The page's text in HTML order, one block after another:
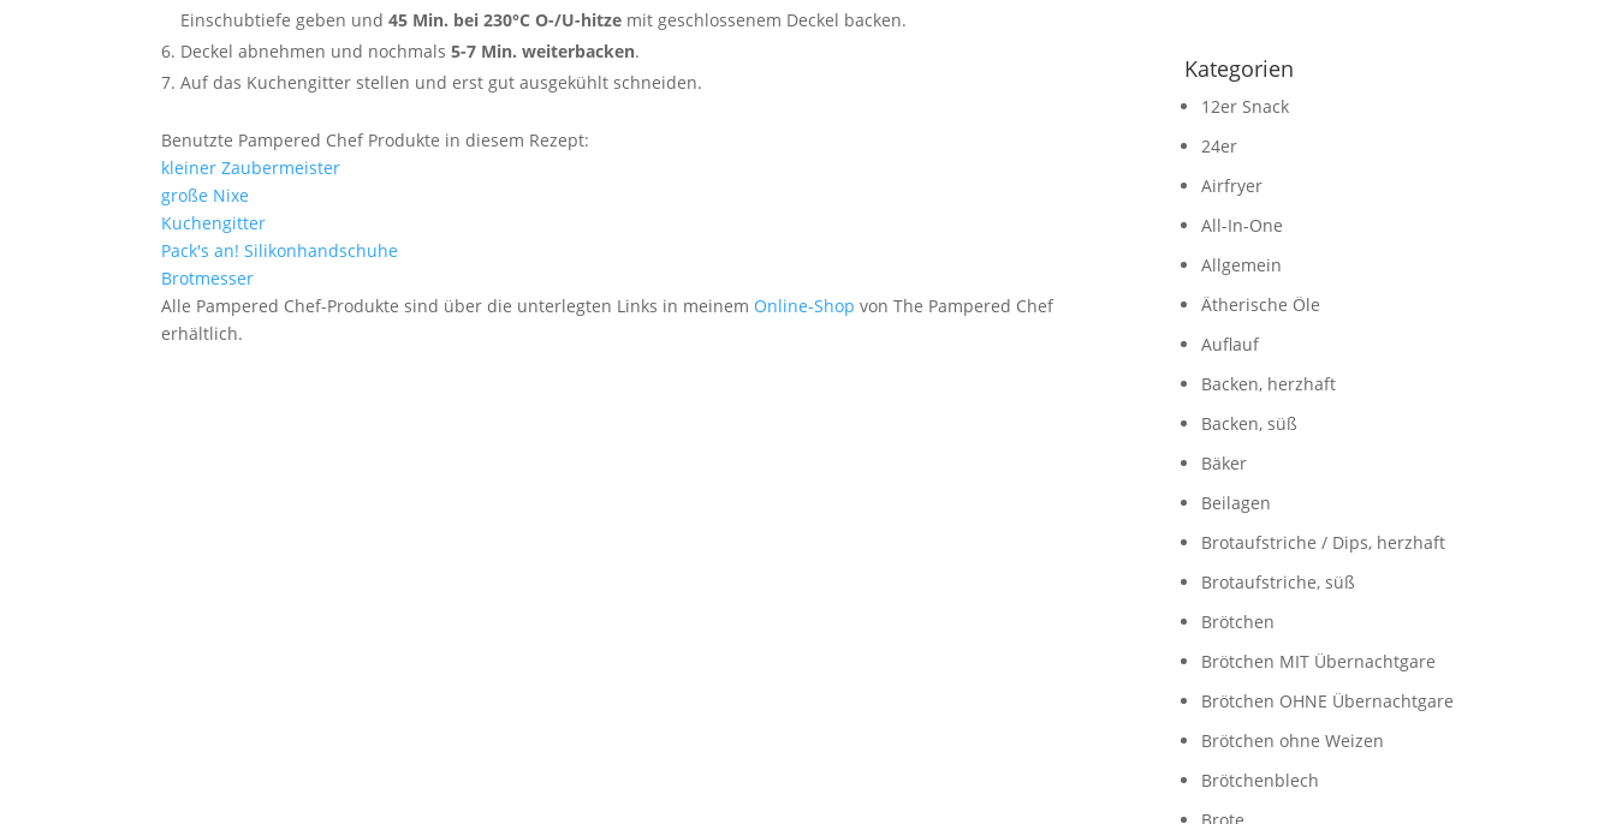
Einschubtiefe geben und 45 Min. bei 230°C O-/U-hitzemit geschlossenem Deckel backen.
Deckel abnehmen und nochmals 5-7 Min. weiterbacken.
Auf das Kuchengitter stellen und erst gut ausgekühlt schneiden.
Benutzte Pampered Chef Produkte in diesem Rezept:
kleiner Zaubermeister
große Nixe
Kuchengitter
Pack's an! Silikonhandschuhe
Brotmesser
Alle Pampered Chef-Produkte sind über die unterlegten Links in meinem Online-Shop von The Pampered Chef
erhältlich.
Kategorien
12er Snack
24er
Airfryer
All-In-One
Allgemein
Ätherische Öle
Auflauf
Backen, herzhaft
Backen, süß
Bäker
Beilagen
Brotaufstriche / Dips, herzhaft
Brotaufstriche, süß
Brötchen
Brötchen MIT Übernachtgare
Brötchen OHNE Übernachtgare
Brötchen ohne Weizen
Brötchenblech
Brote